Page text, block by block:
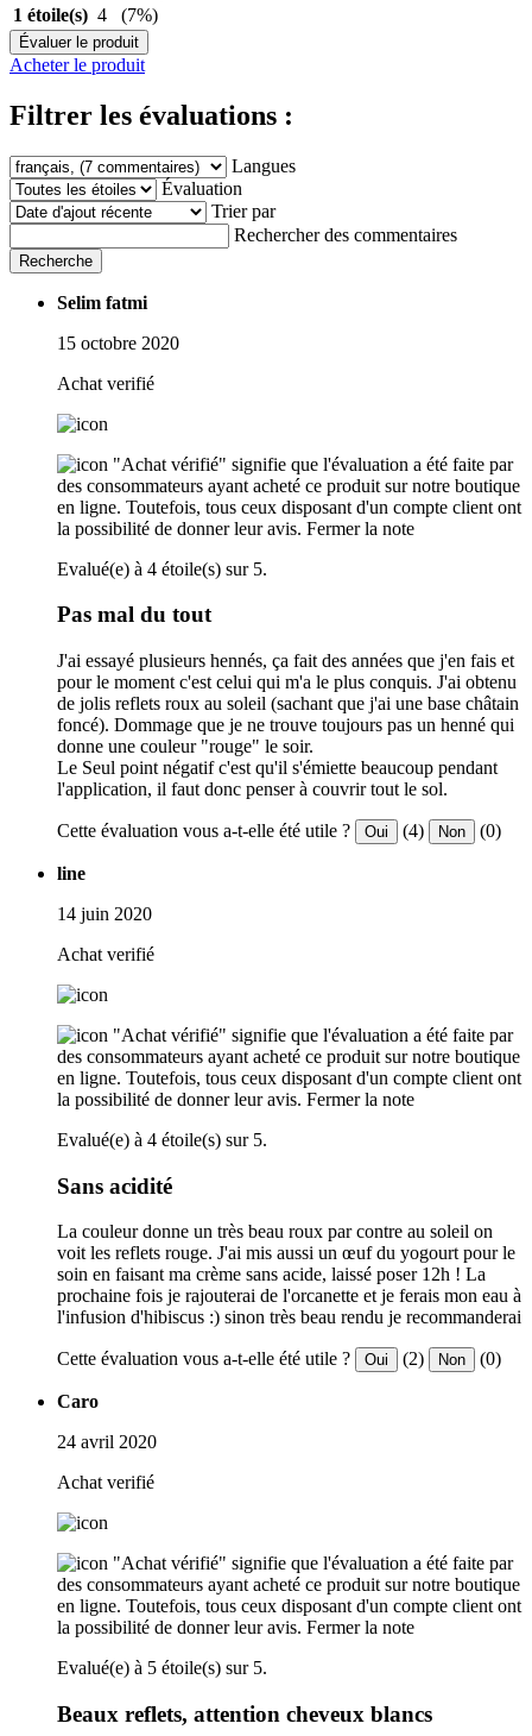
1 étoile(s) 4 (7%)
Évaluer le produit
Acheter le produit
Filtrer les évaluations :
Langues
Évaluation
Trier par
Rechercher des commentaires
Recherche
Selim fatmi
15 octobre 2020
Achat verifié
"Achat vérifié" signifie que l'évaluation a été faite par
des consommateurs ayant acheté ce produit sur notre boutique
en ligne. Toutefois, tous ceux disposant d'un compte client ont
la possibilité de donner leur avis. Fermer la note
Evalué(e) à 4 étoile(s) sur 5.
Pas mal du tout
J'ai essayé plusieurs hennés, ça fait des années que j'en fais et
pour le moment c'est celui qui m'a le plus conquis. J'ai obtenu
de jolis reflets roux au soleil (sachant que j'ai une base châtain
foncé). Dommage que je ne trouve toujours pas un henné qui
donne une couleur "rouge" le soir.
Le Seul point négatif c'est qu'il s'émiette beaucoup pendant
l'application, il faut donc penser à couvrir tout le sol.
Cette évaluation vous a-t-elle été utile ? Oui (4) Non (0)
line
14 juin 2020
Achat verifié
"Achat vérifié" signifie que l'évaluation a été faite par
des consommateurs ayant acheté ce produit sur notre boutique
en ligne. Toutefois, tous ceux disposant d'un compte client ont
la possibilité de donner leur avis. Fermer la note
Evalué(e) à 4 étoile(s) sur 5.
Sans acidité
La couleur donne un très beau roux par contre au soleil on
voit les reflets rouge. J'ai mis aussi un œuf du yogourt pour le
soin en faisant ma crème sans acide, laissé poser 12h ! La
prochaine fois je rajouterai de l'orcanette et je ferais mon eau à
l'infusion d'hibiscus :) sinon très beau rendu je recommanderai
Cette évaluation vous a-t-elle été utile ? Oui (2) Non (0)
Caro
24 avril 2020
Achat verifié
"Achat vérifié" signifie que l'évaluation a été faite par
des consommateurs ayant acheté ce produit sur notre boutique
en ligne. Toutefois, tous ceux disposant d'un compte client ont
la possibilité de donner leur avis. Fermer la note
Evalué(e) à 5 étoile(s) sur 5.
Beaux reflets, attention cheveux blancs